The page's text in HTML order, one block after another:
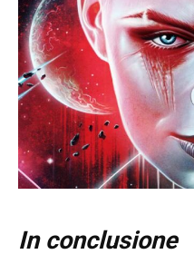
In conclusione